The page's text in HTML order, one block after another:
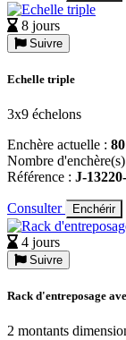
8 jours
Suivre
Echelle triple
3x9 échelons
Enchère actuelle :
Nombre d'enchère(s)
Référence : J-
Consulter Enchérir
4 jours
Suivre
Rack d'entreposage
2 montants